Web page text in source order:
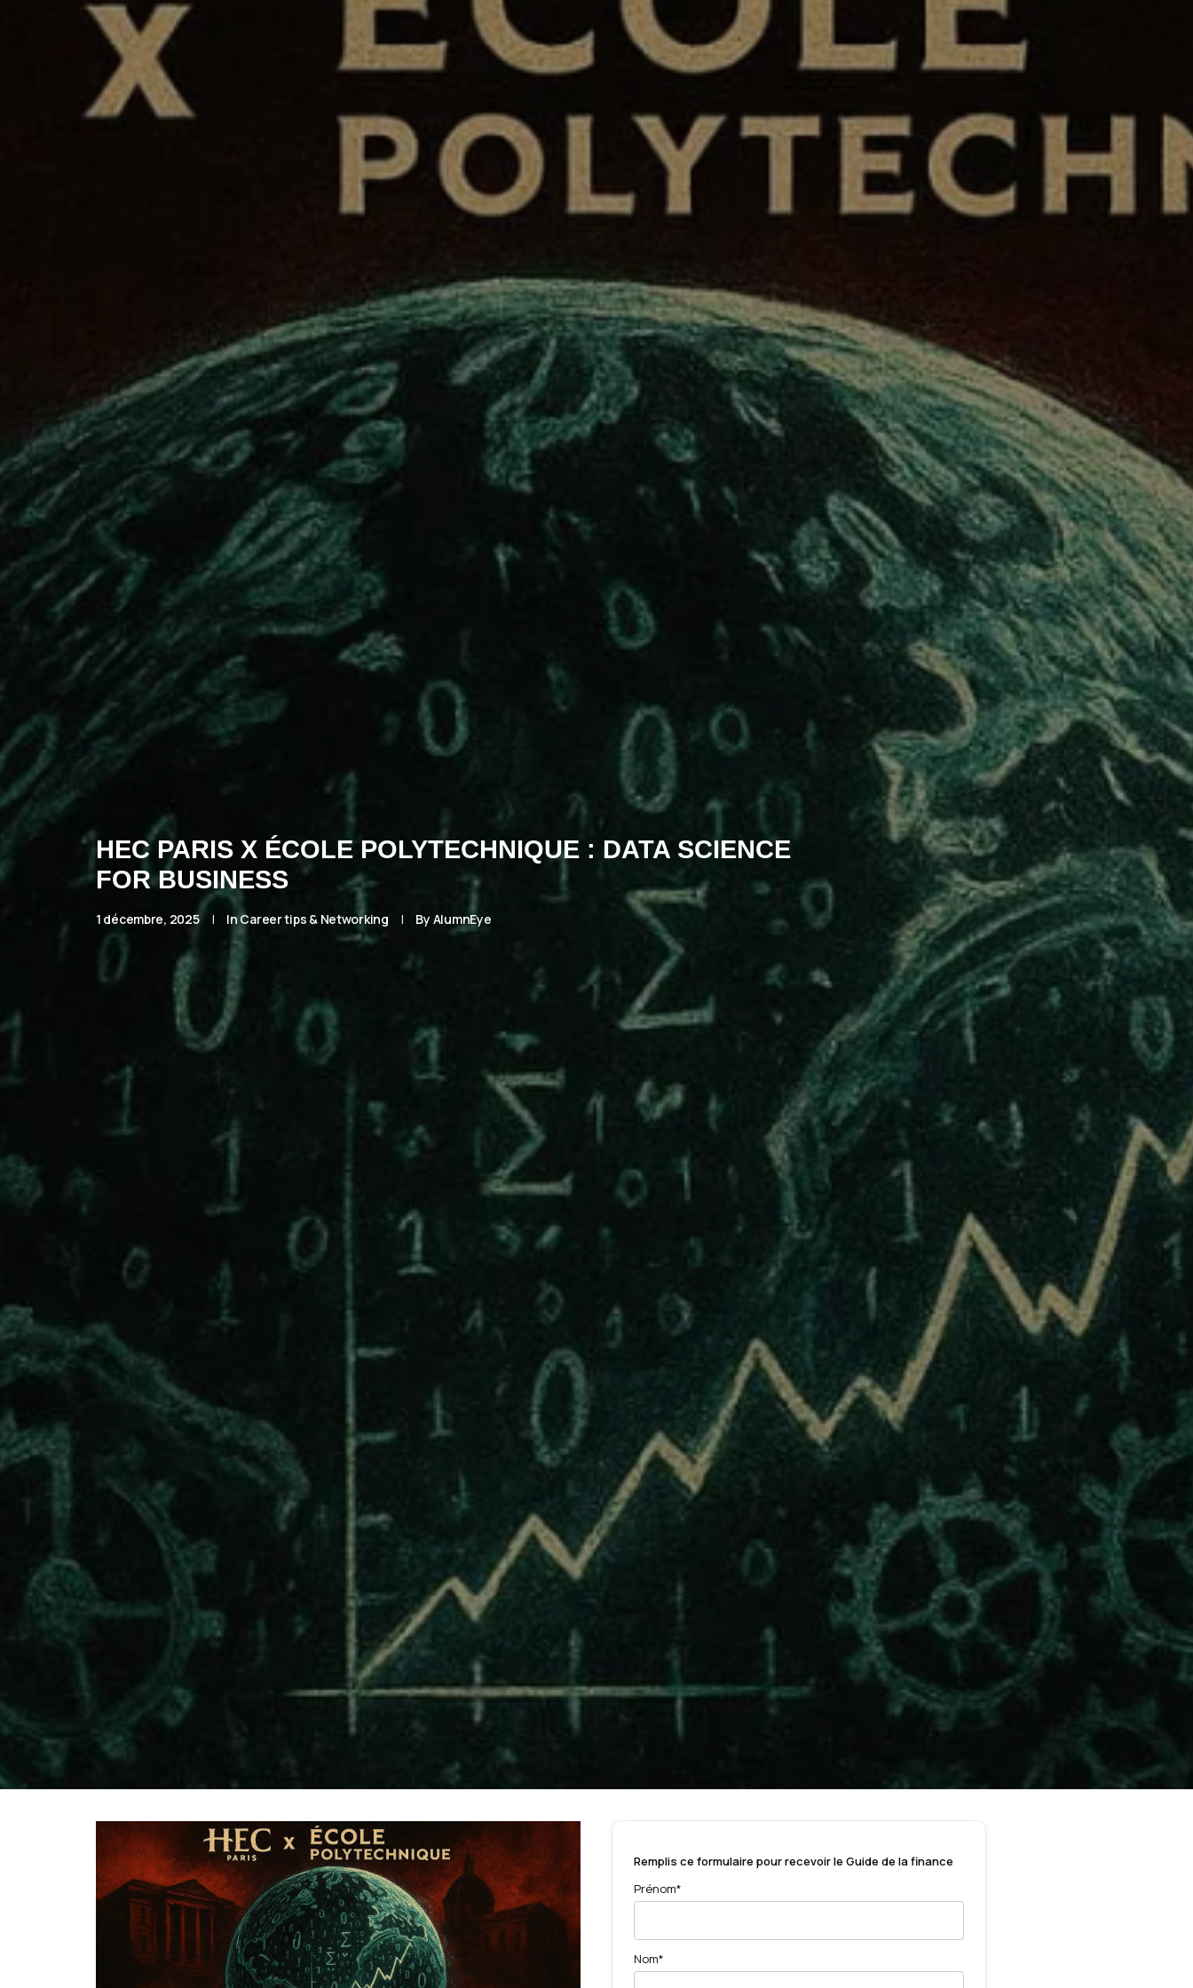
HEC PARIS X ÉCOLE POLYTECHNIQUE : DATA SCIENCE
FOR BUSINESS
1 décembre, 2025 | In Career tips & Networking | By AlumnEye
Remplis ce formulaire pour recevoir le Guide de la finance
Prénom*
Nom*